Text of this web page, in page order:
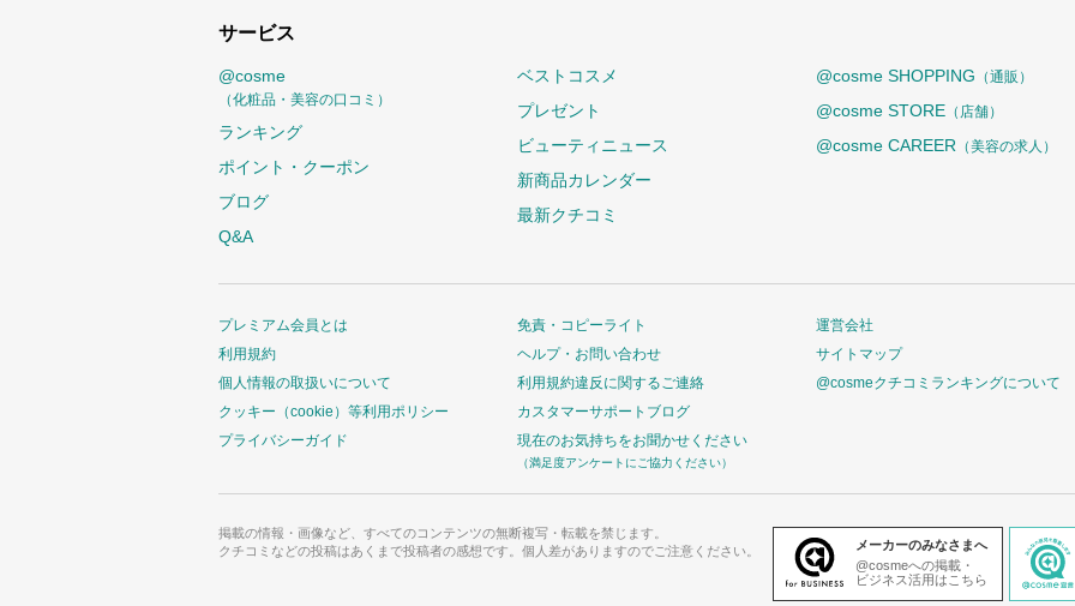
サービス
@cosme
（化粧品・美容の口コミ）
ランキング
ポイント・クーポン
ブログ
Q&A
ベストコスメ
プレゼント
ビューティニュース
新商品カレンダー
最新クチコミ
@cosme SHOPPING （通販）
@cosme STORE （店舗）
@cosme CAREER （美容の求人）
プレミアム会員とは
利用規約
個人情報の取扱いについて
クッキー（cookie）等利用ポリシー
プライバシーガイド
免責・コピーライト
ヘルプ・お問い合わせ
利用規約違反に関するご連絡
カスタマーサポートブログ
現在のお気持ちをお聞かせください
（満足度アンケートにご協力ください）
運営会社
サイトマップ
@cosmeクチコミランキングについて
掲載の情報・画像など、すべてのコンテンツの無断複写・転載を禁じます。
クチコミなどの投稿はあくまで投稿者の感想です。個人差がありますのでご注意ください。
メーカーのみなさまへ
@cosmeへの掲載・
ビジネス活用はこちら